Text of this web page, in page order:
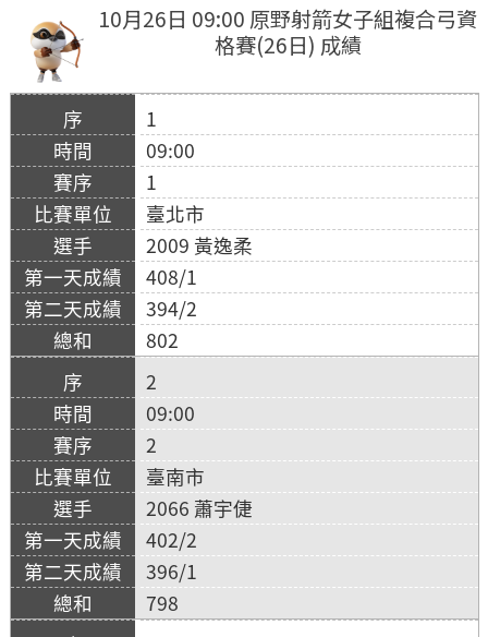
10月26日 09:00 原野射箭女子組複合弓資
格賽(26日) 成績
1
09:00
1
臺北市
2009 黃逸柔
408/1
394/2
802
2
09:00
2
臺南市
2066 蕭宇倢
402/2
396/1
798